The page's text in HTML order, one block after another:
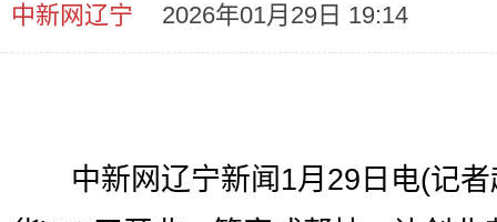
中新网辽宁 2026年01月29日 19:14
中新网辽宁新闻1月29日电(记者